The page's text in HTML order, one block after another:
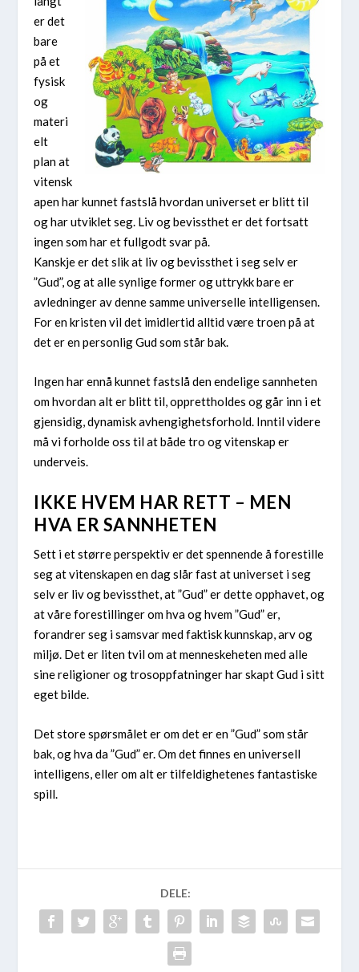
er det
bare
på et
fysisk
og
materi
elt
plan at
vitensk
apen har kunnet fastslå hvordan universet er blitt til
og har utviklet seg. Liv og bevissthet er det fortsatt
ingen som har et fullgodt svar på.
Kanskje er det slik at liv og bevissthet i seg selv er
”Gud”, og at alle synlige former og uttrykk bare er
avledninger av denne samme universelle intelligensen.
For en kristen vil det imidlertid alltid være troen på at
det er en personlig Gud som står bak.
Ingen har ennå kunnet fastslå den endelige sannheten
om hvordan alt er blitt til, opprettholdes og går inn i et
gjensidig, dynamisk avhengighetsforhold. Inntil videre
må vi forholde oss til at både tro og vitenskap er
underveis.
IKKE HVEM HAR RETT – MEN
HVA ER SANNHETEN
Sett i et større perspektiv er det spennende å forestille
seg at vitenskapen en dag slår fast at universet i seg
selv er liv og bevissthet, at ”Gud” er dette opphavet, og
at våre forestillinger om hva og hvem ”Gud” er,
forandrer seg i samsvar med faktisk kunnskap, arv og
miljø. Det er liten tvil om at menneskeheten med alle
sine religioner og trosoppfatninger har skapt Gud i sitt
eget bilde.
Det store spørsmålet er om det er en ”Gud” som står
bak, og hva da ”Gud” er. Om det finnes en universell
intelligens, eller om alt er tilfeldighetenes fantastiske
spill.
DELE: